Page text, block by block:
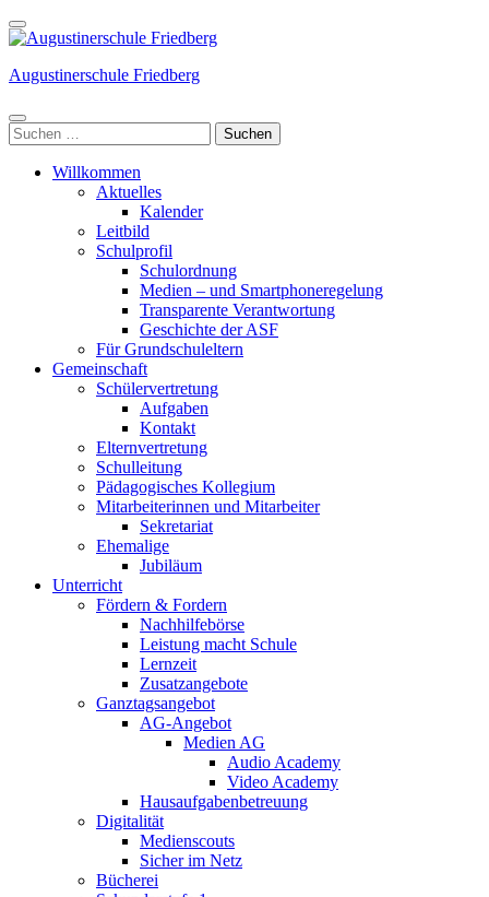
Weiter
zum
(Enter
Augustinerschule Friedberg
Suchen
nach:
Willkommen
Aktuelles
Kalender
Leitbild
Schulprofil
Schulordnung
Medien – und Smartphoneregelung
Transparente Verantwortung
Geschichte der ASF
Für Grundschuleltern
Gemeinschaft
Schülervertretung
Aufgaben
Kontakt
Elternvertretung
Schulleitung
Pädagogisches Kollegium
Mitarbeiterinnen und Mitarbeiter
Sekretariat
Ehemalige
Jubiläum
Unterricht
Fördern & Fordern
Nachhilfebörse
Leistung macht Schule
Lernzeit
Zusatzangebote
Ganztagsangebot
AG-Angebot
Medien AG
Audio Academy
Video Academy
Hausaufgabenbetreuung
Digitalität
Medienscouts
Sicher im Netz
Bücherei